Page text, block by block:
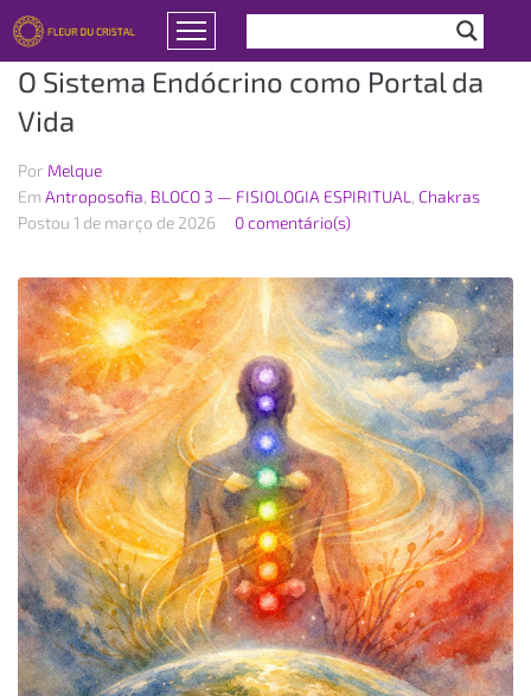
O Sistema Endócrino como Portal da
Vida
Por Melque
Em Antroposofia, BLOCO 3 — FISIOLOGIA ESPIRITUAL , Chakras
Postou 1 de março de 2026 0 comentário(s)